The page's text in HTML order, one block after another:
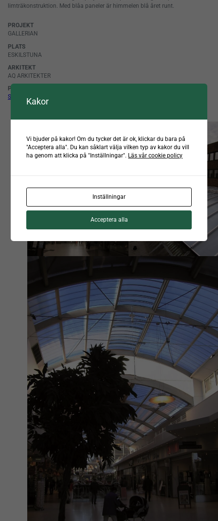
limträkonstruktion. Med blåa paneler är himmelen blå året runt.
PROJEKT
GALLERIAN
PLATS
ESKILSTUNA
ARKITEKT
AQ ARKITEKTER
PRODUKT
SCANLIGHT SYSTEM 620
Kakor
Vi bjuder på kakor! Om du tycker det är ok, klickar du bara på
"Acceptera alla". Du kan såklart välja vilken typ av kakor du vill
ha genom att klicka på "Inställningar". Läs vår cookie policy
Inställningar
Acceptera alla